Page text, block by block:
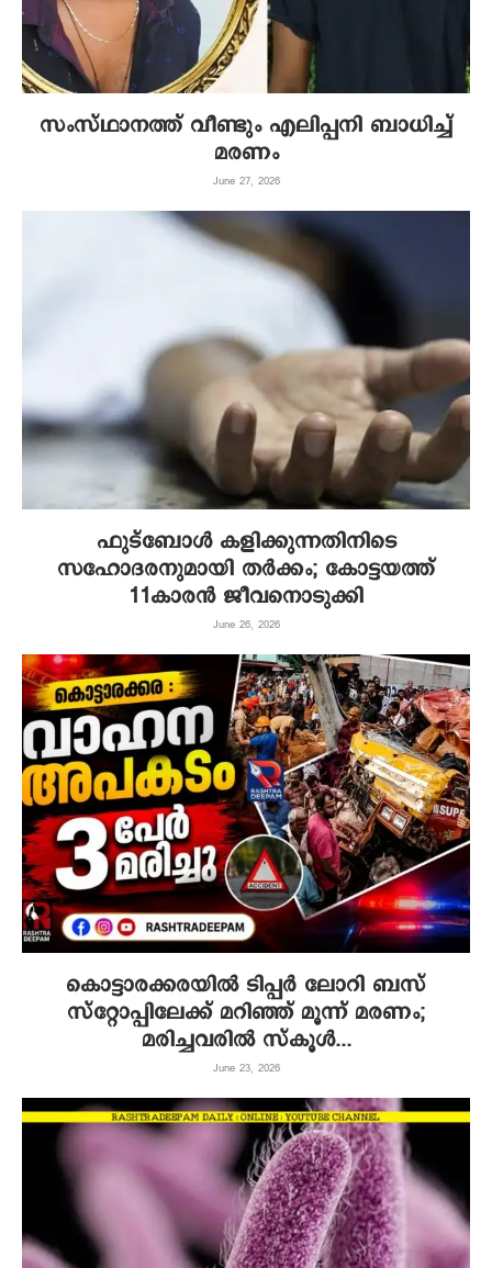
സംസ്ഥാനത്ത് വീണ്ടും എലിപ്പനി ബാധിച്ച്
മരണം
June 27, 2026
ഫുട്‌ബോള്‍ കളിക്കുന്നതിനിടെ
സഹോദരനുമായി തര്‍ക്കം; കോട്ടയത്ത്
11കാരന്‍ ജീവനൊടുക്കി
June 26, 2026
കൊട്ടാരക്കരയിൽ ടിപ്പർ ലോറി ബസ്
സ്റ്റോപ്പിലേക്ക് മറിഞ്ഞ് മൂന്ന് മരണം;
മരിച്ചവരിൽ സ്കൂൾ...
June 23, 2026